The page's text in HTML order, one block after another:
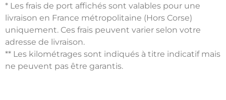
* Les frais de port affichés sont valables pour une
livraison en France métropolitaine (Hors Corse)
uniquement. Ces frais peuvent varier selon votre
adresse de livraison.
** Les kilométrages sont indiqués à titre indicatif mais
ne peuvent pas être garantis.